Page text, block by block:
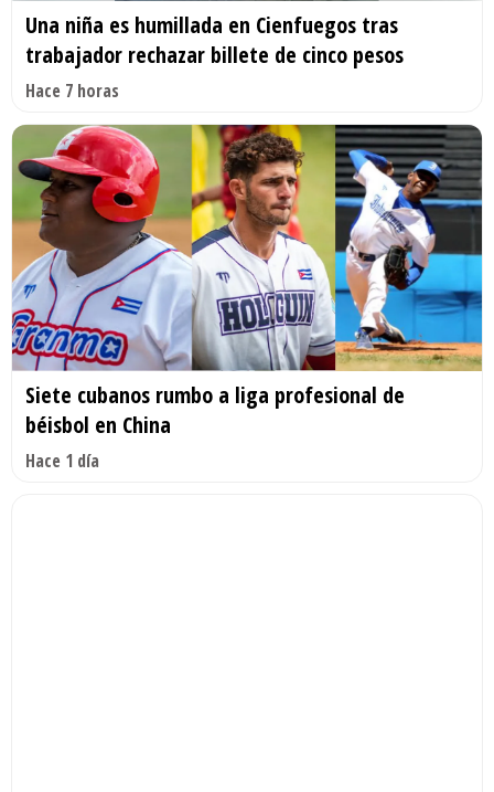
Una niña es humillada en Cienfuegos tras
trabajador rechazar billete de cinco pesos
Hace 7 horas
Siete cubanos rumbo a liga profesional de
béisbol en China
Hace 1 día